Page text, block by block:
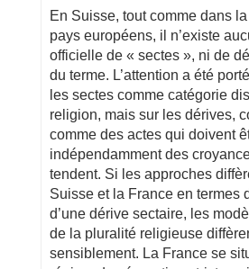
En Suisse, tout comme dans
pays européens, il n’existe
officielle de « sectes », ni de
du terme. L’attention a été
les sectes comme catégorie
religion, mais sur les dérives,
comme des actes qui doivent
indépendamment des
tendent. Si les approches
Suisse et la France en termes
d’une dérive sectaire, les
de la pluralité religieuse
sensiblement. La France se